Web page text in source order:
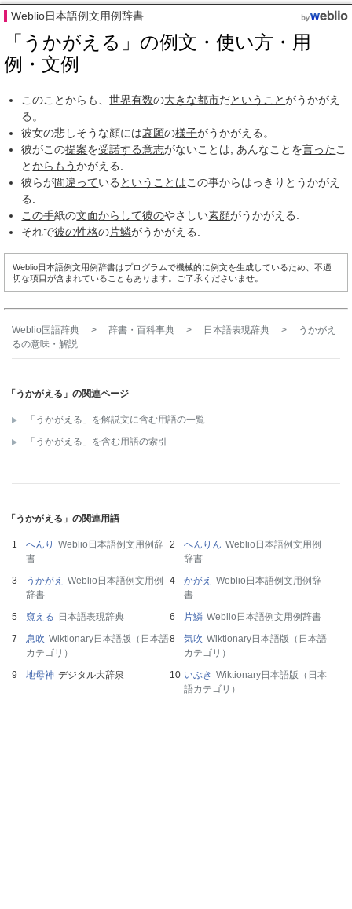
Weblio日本語例文用例辞書
「うかがえる」の例文・使い方・用
例・文例
このことからも、世界有数の大きな都市だということがうかがえ
る。
彼女の悲しそうな顔には哀願の様子がうかがえる。
彼がこの提案を受諾する意志がないことは, あんなことを言った こ
とからもうかがえる.
彼らが間違っている ということはこの事からはっきりとうかがえ
る.
この手紙の文面からして彼のやさしい素顔がうかがえる.
それで彼の性格の片鱗がうかがえる.
Weblio日本語例文用例辞書はプログラムで機械的に例文を生成しているため、不適
切な項目が含まれていることもあります。ご了承くださいませ。
Weblio国語辞典 > 辞書・百科事典 > 日本語表現辞典 >
うかがえ
るの意味・解説
「うかがえる」の関連ページ
「うかがえる」を解説文に含む用語の一覧
「うかがえる」を含む用語の索引
「うかがえる」の関連用語
へんり Weblio日本語例文用例辞
書
へんりん Weblio日本語例文用例
辞書
うかがえ
Weblio日本語例文用例
辞書
かがえ
Weblio日本語例文用例辞
書
窺える 日本語表現辞典 片鱗 Weblio日本語例文用例辞書
息吹 Wiktionary日本語版（日本語
カテゴリ）
気吹 Wiktionary日本語版（日本語
カテゴリ）
地母神 デジタル大辞泉 いぶき Wiktionary日本語版（日本
語カテゴリ）